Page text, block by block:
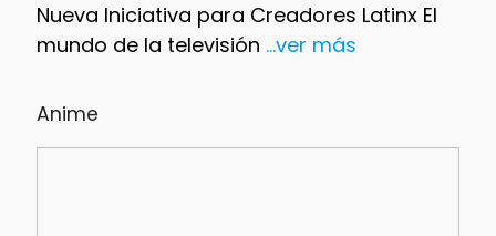
Nueva Iniciativa para Creadores Latinx El
mundo de la televisión ...ver más
Anime